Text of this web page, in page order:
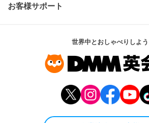
お客様サポート
世界中とおしゃべりしよう